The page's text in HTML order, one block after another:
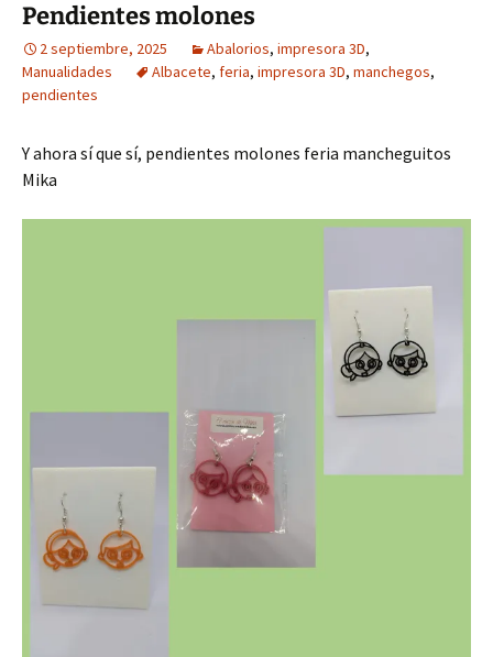
Pendientes molones
2 septiembre, 2025 Abalorios, impresora 3D,
Manualidades
Albacete, feria, impresora 3D, manchegos,
pendientes
Y ahora sí que sí, pendientes molones feria mancheguitos
Mika